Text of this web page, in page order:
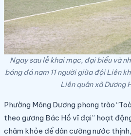
Ngay sau lễ khai mạc, đại biểu và
bóng đá nam 11 người giữa đội Liên
Liên quân xã Dương
Phường Mông Dương phong trào
theo gương Bác Hồ vĩ đại” hoạt
châm khỏe để dân cường nước